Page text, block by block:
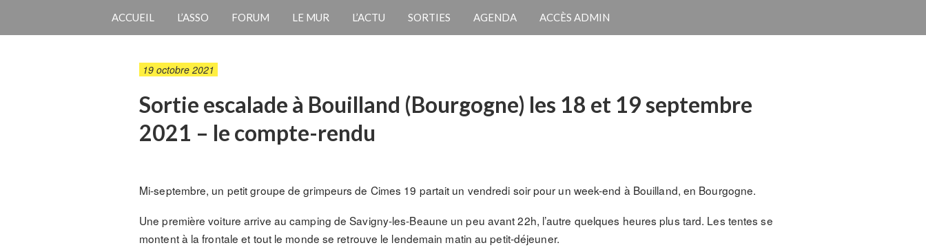
ACCUEIL L’ASSO FORUM LE MUR L’ACTU SORTIES AGENDA ACCÈS ADMIN
19 octobre 2021
Sortie escalade à Bouilland (Bourgogne) les 18 et 19 septembre
2021 – le compte-rendu
Mi-septembre, un petit groupe de grimpeurs de Cimes 19 partait un vendredi soir pour un week-end à Bouilland, en Bourgogne.
Une première voiture arrive au camping de Savigny-les-Beaune un peu avant 22h, l’autre quelques heures plus tard. Les tentes se
montent à la frontale et tout le monde se retrouve le lendemain matin au petit-déjeuner.